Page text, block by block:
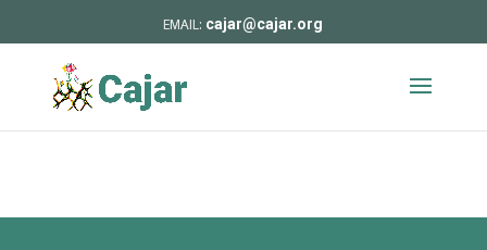
cajar@cajar.org